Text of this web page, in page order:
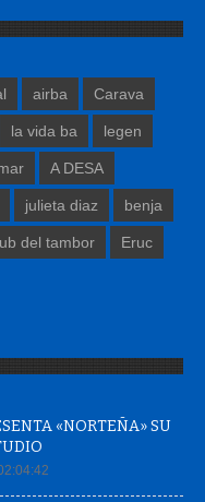
airba Carava
la vida ba legen
A DESA
julieta diaz benja
del tambor Eruc
«NORTEÑA» SU